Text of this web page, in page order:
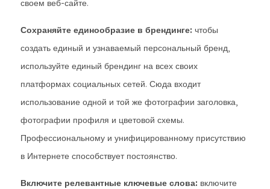
своем веб-сайте.
Сохраняйте единообразие в брендинге: чтобы
создать единый и узнаваемый персональный бренд,
используйте единый брендинг на всех своих
платформах социальных сетей. Сюда входит
использование одной и той же фотографии заголовка,
фотографии профиля и цветовой схемы.
Профессиональному и унифицированному присутствию
в Интернете способствует постоянство.
Включите релевантные ключевые слова: включите